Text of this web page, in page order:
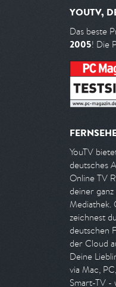
YOUTV,
Das beste
2005! Die
YouTV
deutsches
Online TV
deiner
Mediathek.
zeichnest
deutschen
der Cloud
Deine
via Mac,
Smart-TV -